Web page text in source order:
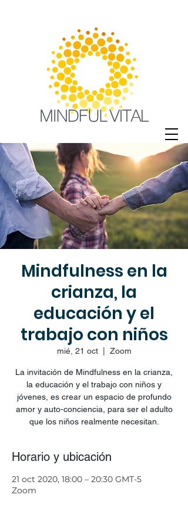
Mindfulness en la
crianza, la
educación y el
trabajo con niños
mié, 21 oct
  |
Zoom
La invitación de Mindfulness en la crianza,
la educación y el trabajo con niños y
jóvenes, es crear un espacio de profundo
amor y auto-conciencia, para ser el adulto
que los niños realmente necesitan.
Horario y ubicación
21 oct 2020, 18:00 – 20:30 GMT-5
Zoom